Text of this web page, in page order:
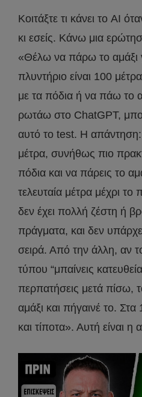
Κοιτάξτε τι κάνει το AI
κι εσείς. Κάνω μια
«Θέλω να πάρω το αμάξι
πλυντήριο είναι 100
με τα πόδια ή να πάω το
ρωτάω στο ChatGPT,
αυτό το test. Η απάντηση:
μέτρα, συνήθως πιο
πόδια και να πάρεις το
τελευταία μέτρα μέχρι το
δεν έχει πολλή ζέστη ή
πράγματα, και δεν
σειρά. Από την άλλη, αν
τύπου “μπαίνεις
περπατήσεις μετά πίσω,
αμάξι και πήγαινέ το. Στα
και τίποτα». Αυτή είναι η